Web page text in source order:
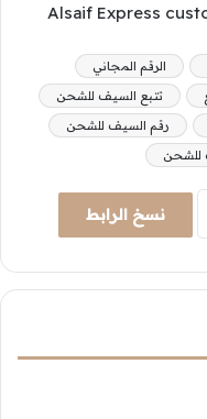
Alsaif Express
الرقم المجاني
تتبع السيف للشحن
رقم السيف للشحن
للشحن
نسخ الرابط